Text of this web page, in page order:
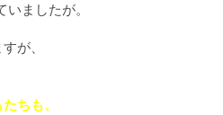
ましたが。
が、
ちも、